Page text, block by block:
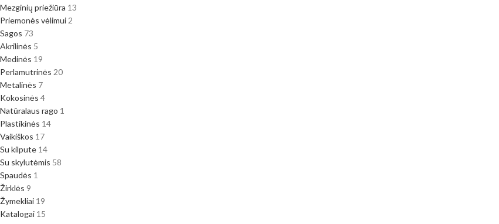
Mezginių priežiūra 13
Priemonės vėlimui 2
Sagos 73
Akrilinės 5
Medinės 19
Perlamutrinės 20
Metalinės 7
Kokosinės 4
Natūralaus rago 1
Plastikinės 14
Vaikiškos 17
Su kilpute 14
Su skylutėmis 58
Spaudės 1
Žirklės 9
Žymekliai 19
Katalogai 15